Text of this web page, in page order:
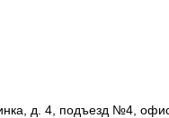
д. 4, подъезд №4,